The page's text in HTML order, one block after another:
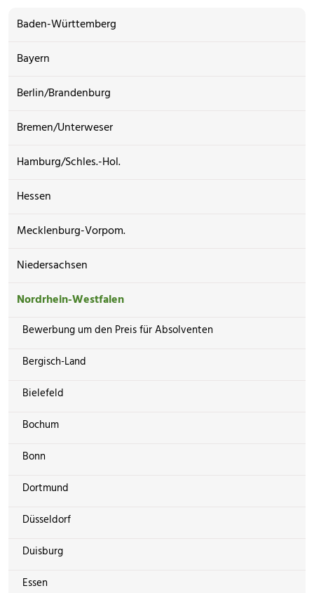
Baden-Württemberg
Bayern
Berlin/Brandenburg
Bremen/Unterweser
Hamburg/Schles.-Hol.
Hessen
Mecklenburg-Vorpom.
Niedersachsen
Nordrhein-Westfalen
Bewerbung um den Preis für Absolventen
Bergisch-Land
Bielefeld
Bochum
Bonn
Dortmund
Düsseldorf
Duisburg
Essen